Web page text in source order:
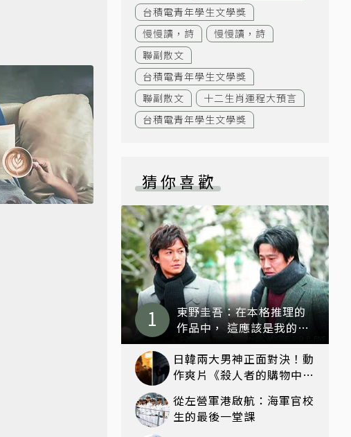
台積電青年學生文學獎
慢慢讀，詩
慢慢讀，詩
聯副散文
台積電青年學生文學獎
聯副散文
十二生肖運程大預言
台積電青年學生文學獎
猜你喜歡
東野圭吾：在本格推理的
作品中， 這應該是我的最
高傑作！——《嫌疑犯X的
獻身》
日韓兩大男神正面對決！動
作爽片《殺人者的購物中心
戲再升級
從左營軍港啟航：海軍官校
生的最後一堂課